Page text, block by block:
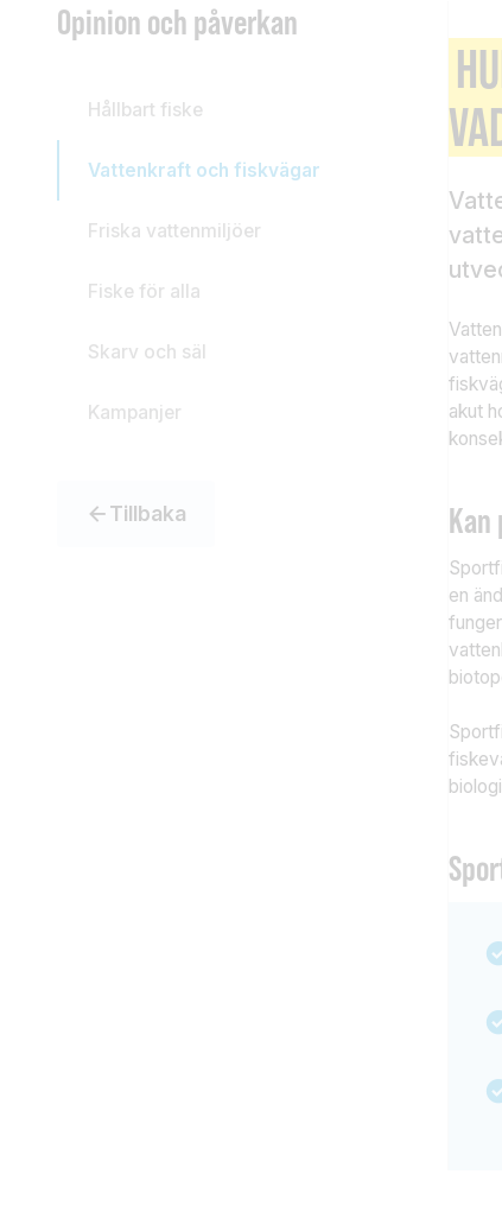
Opinion och påverkan
Hållbart fiske
Vattenkraft och fiskvägar
Friska vattenmiljöer
Fiske för alla
Skarv och säl
Kampanjer
Tillbaka
akut
Kan
en